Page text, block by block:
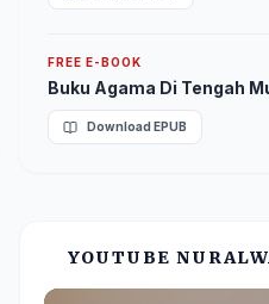
FREE E-BOOK
Buku Agama Di Tengah
Download EPUB
YOUTUBE